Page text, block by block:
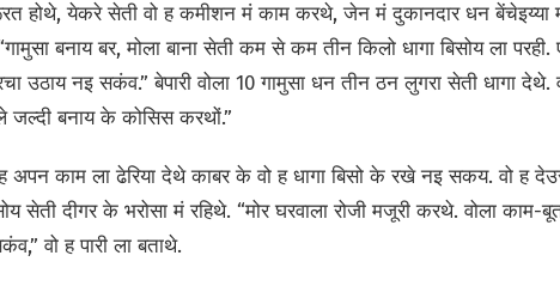
होथे, येकरे सेती वो ह कमीशन मं काम करथे, जेन मं दुकानदार धन बेंचेइय्या
बनाय बर, मोला बाना सेती कम से कम तीन किलो धागा बिसोय ला
उठाय नइ सकंव.” बेपारी वोला 10 गामुसा धन तीन ठन लुगरा सेती धागा
बनाय के कोसिस करथों.”
ह अपन काम ला ढेरिया देथे काबर के वो ह धागा बिसो के रखे नइ सकय. वो ह
सेती दीगर के भरोसा मं रहिथे. “मोर घरवाला रोजी मजूरी करथे. वोला
वो ह पारी ला बताथे.